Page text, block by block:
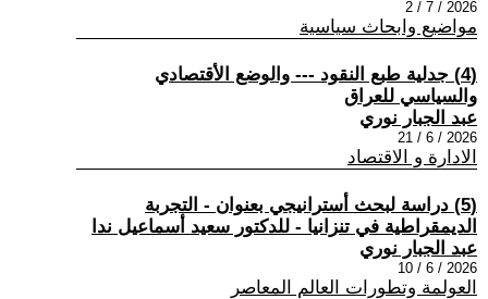
2026 / 7 / 2
مواضيع وابحاث سياسية
(4) جدلية طبع النقود --- والوضع الأقتصادي
والسياسي للعراق
عبد الجبار نوري
2026 / 6 / 21
الادارة و الاقتصاد
(5) دراسة لبحث أسترانيجي بعنوان - التجربة
الديمقراطية في تنزانيا - للدكتور سعيد أسماعيل ندا
عبد الجبار نوري
2026 / 6 / 10
العولمة وتطورات العالم المعاصر